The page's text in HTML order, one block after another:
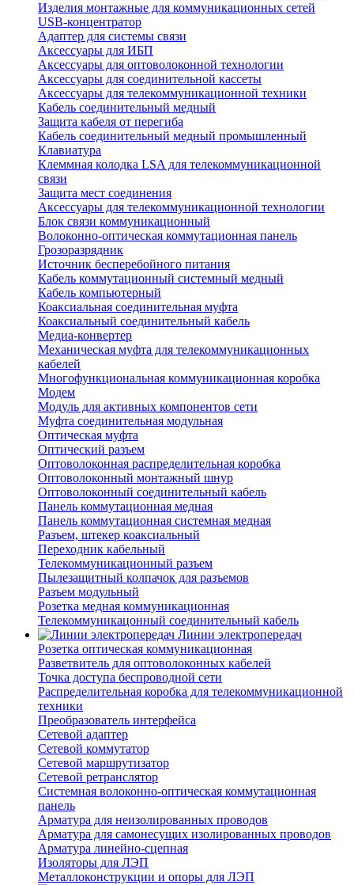
Изделия монтажные для коммуникационных сетей
USB-концентратор
Адаптер для системы связи
Аксессуары для ИБП
Аксессуары для оптоволоконной технологии
Аксессуары для соединительной кассеты
Аксессуары для телекоммуникационной техники
Кабель соединительный медный
Защита кабеля от перегиба
Кабель соединительный медный промышленный
Клавиатура
Клеммная колодка LSA для телекоммуникационной
связи
Защита мест соединения
Аксессуары для телекоммуникационной технологии
Блок связи коммуникационный
Волоконно-оптическая коммутационная панель
Грозоразрядник
Источник бесперебойного питания
Кабель коммутационный системный медный
Кабель компьютерный
Коаксиальная соединительная муфта
Коаксиальный соединительный кабель
Медиа-конвертер
Механическая муфта для телекоммуникационных
кабелей
Многофункциональная коммуникационная коробка
Модем
Модуль для активных компонентов сети
Муфта соединительная модульная
Оптическая муфта
Оптический разъем
Оптоволоконная распределительная коробка
Оптоволоконный монтажный шнур
Оптоволоконный соединительный кабель
Панель коммутационная медная
Панель коммутационная системная медная
Разъем, штекер коаксиальный
Переходник кабельный
Телекоммуникационный разъем
Пылезащитный колпачок для разъемов
Разъем модульный
Розетка медная коммуникационная
Телекоммуникацонный соединительный кабель
Линии электропередач
Розетка оптическая коммуникационная
Разветвитель для оптоволоконных кабелей
Точка доступа беспроводной сети
Распределительная коробка для телекоммуникационной
техники
Преобразователь интерфейса
Сетевой адаптер
Сетевой коммутатор
Сетевой маршрутизатор
Сетевой ретранслятор
Системная волоконно-оптическая коммутационная
панель
Арматура для неизолированных проводов
Арматура для самонесущих изолированных проводов
Арматура линейно-сцепная
Изоляторы для ЛЭП
Металлоконструкции и опоры для ЛЭП